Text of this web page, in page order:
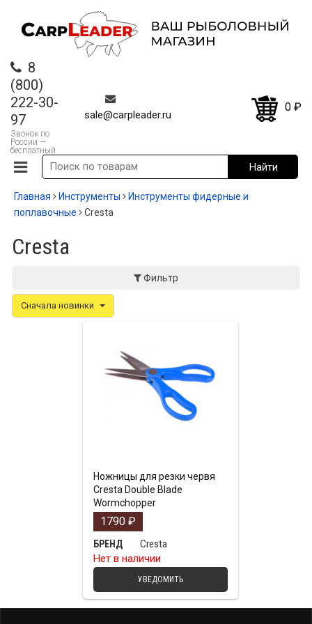
8
(800)
222-30-
97
Звонок по
России —
бесплатный
sale@carpleader.ru
0 ₽
Главная Инструменты
Инструменты фидерные и
поплавочные
Cresta
Cresta
Фильтр
Сначала новинки
Ножницы для резки червя
Cresta Double Blade
Wormchopper
1790 ₽
БРЕНД
Cresta
Нет в наличии
УВЕДОМИТЬ